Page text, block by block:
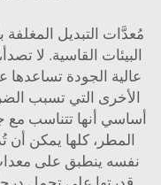
مُعدَّات التبديل
البيئات القاسية. لا
عالية الجودة تساعدها
الأخرى التي تسبب
أساسي أنها تتناسب مع
المطر، كلها يمكن أن
نفسه ينطبق على معدات